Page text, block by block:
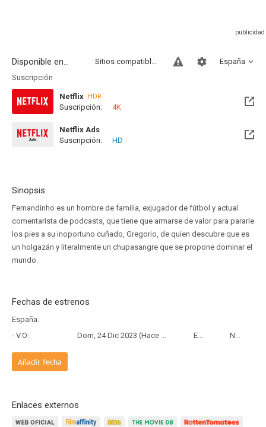
Disponible en... España
Sitios compatibles
Suscripción
Netflix HDR
Suscripción: 4K
Netflix Ads
Suscripción:
HD
Sinopsis
Fernandinho es un hombre de familia, exjugador de fútbol y actual
comentarista de podcasts, que tiene que armarse de valor para pararle
los pies a su inoportuno cuñado, Gregorio, de quien descubre que es
un holgazán y literalmente un chupasangre que se propone dominar el
mundo.
Fechas de estrenos
España:
- V.O:
Dom, 24 Dic 2023 (Hace 2 años y 7 meses) Estreno Netflix
Añadir fecha
Enlaces externos